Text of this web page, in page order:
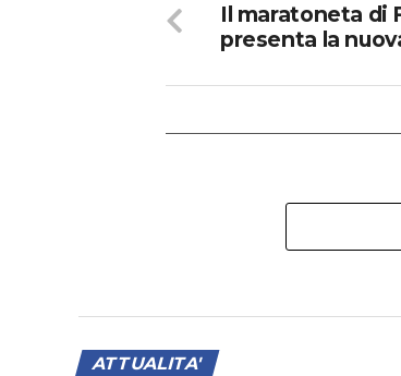
Il maratoneta di
presenta la
ATTUALITA'